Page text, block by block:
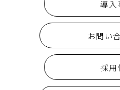
導入
お問い
採用